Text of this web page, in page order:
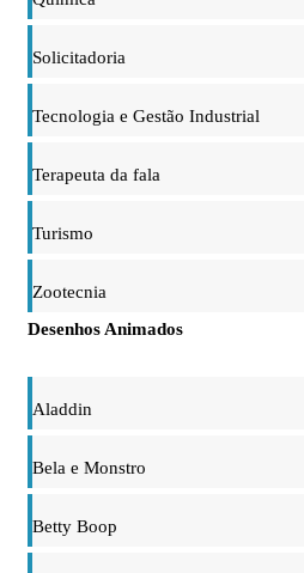
Solicitadoria
Tecnologia e Gestão Industrial
Terapeuta da fala
Turismo
Zootecnia
Desenhos Animados
Aladdin
Bela e Monstro
Betty Boop